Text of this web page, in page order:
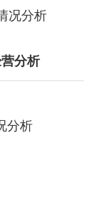
况分析
分析
分析